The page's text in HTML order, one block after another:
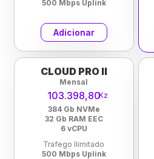
500 Mbps Uplink
Adicionar
CLOUD PRO II
Mensal
Kz
103.398,80
384 Gb NVMe
32 Gb RAM EEC
6 vCPU
Trafego Ilimitado
500 Mbps Uplink